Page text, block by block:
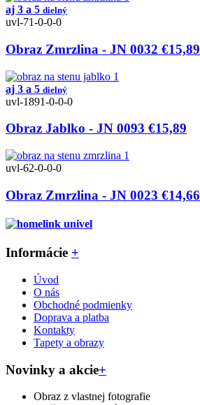
aj 3 a 5 dielný
uvl-71-0-0-0
Obraz Zmrzlina - JN 0032 €15,89
aj 3 a 5 dielný
uvl-1891-0-0-0
Obraz Jablko - JN 0093 €15,89
uvl-62-0-0-0
Obraz Zmrzlina - JN 0023 €14,66
Informácie +
Úvod
O nás
Obchodné podmienky
Doprava a platba
Kontakty
Tapety a obrazy
Novinky a akcie+
Obraz z vlastnej fotografie